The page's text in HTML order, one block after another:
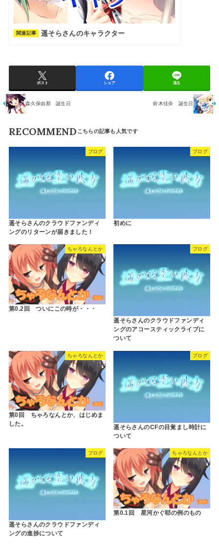
関連記事 遥そらさんのキャラクター
ポスト シェア 送る
森久保由那 誕生日 鈴木佳奈 誕生日
RECOMMEND
ブログ
遥そらさんのクラウドファンディ
ングのリターンが届きました！
ブログ
初めに
ちゃろなんとか
第0.2回 ついにこの時が・・・
ブログ
遥そらさんのクラウドファンディ
ングのアコースティックライブに
ついて
ちゃろなんとか
第0回 ちゃろなんとか、はじめま
した。
ブログ
遥そらさんのCFの目覚まし時計に
ついて
ブログ
遥そらさんのクラウドファンディ
ングの進捗について
ちゃろなんとか
第0.1回 星河かぐ耶の例のもの